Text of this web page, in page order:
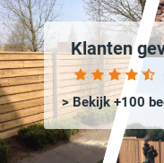
Klanten
> Bekijk +100